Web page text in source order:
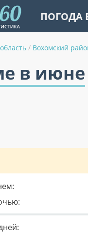
ПОГОДА
/ Вохомский
в июне